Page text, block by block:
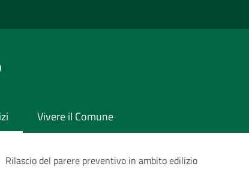
Vivere il Comune
Rilascio del parere preventivo in ambito edilizio